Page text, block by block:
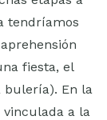
tendríamos
fiesta, el
bulería). En la
vinculada a la